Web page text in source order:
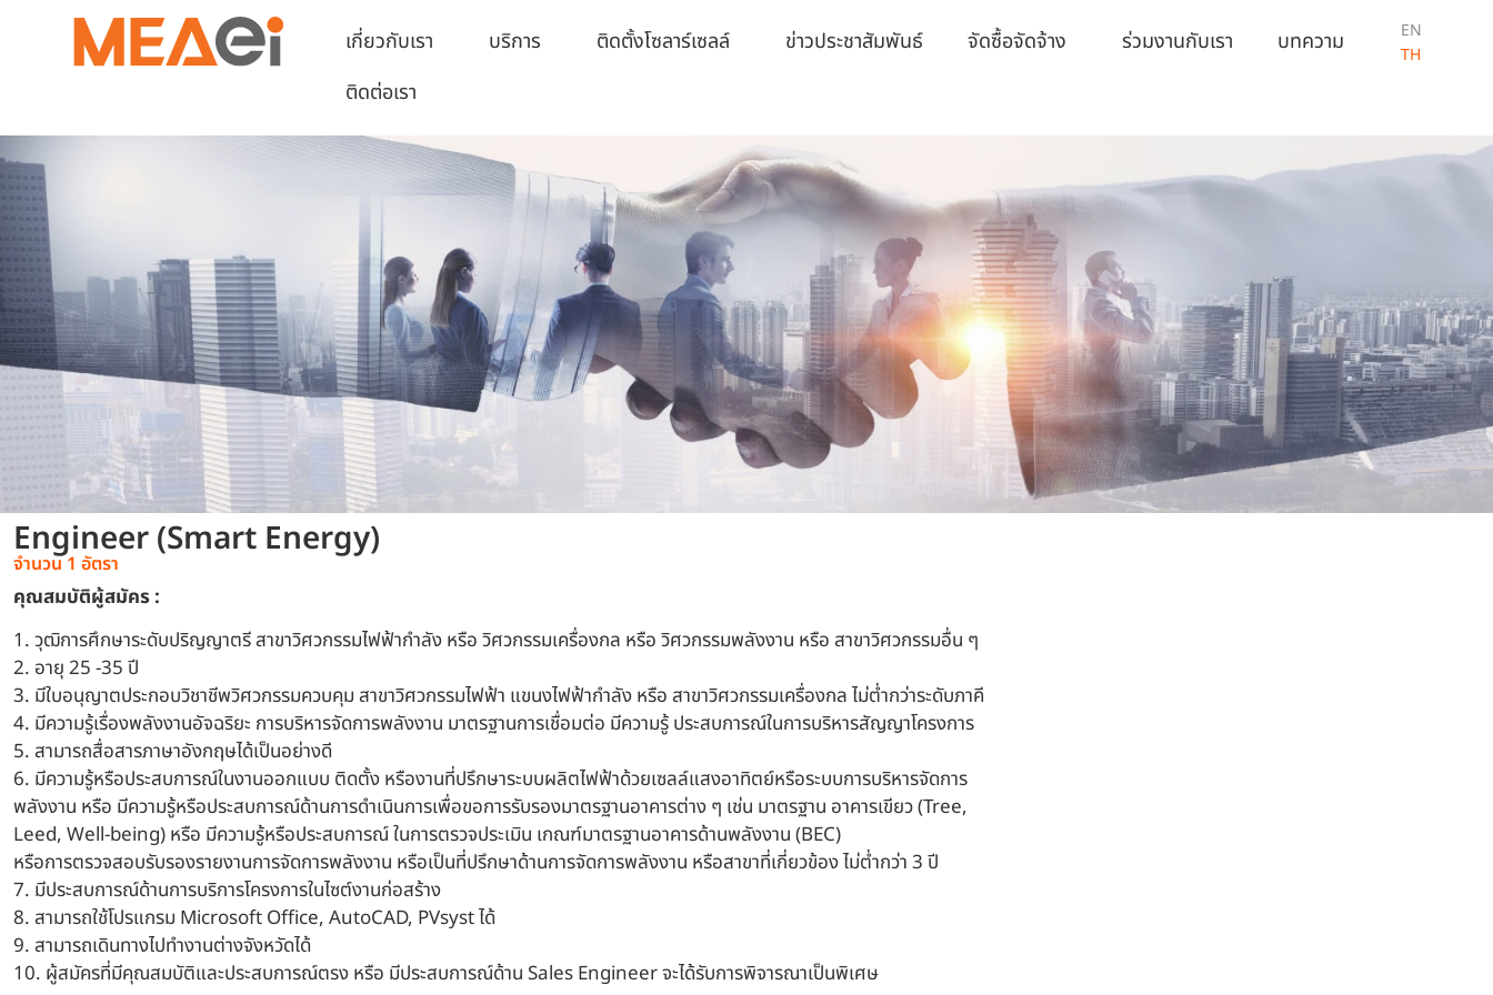
เกี่ยวกับเรา บริการ ติดตั้งโซลาร์เซลล์ ข่าวประชาสัมพันธ์​ จัดซื้อจัดจ้าง ร่วมงานกับเรา
บทความ
ติดต่อเรา
EN
TH
Engineer (Smart Energy)
จำนวน 1 อัตรา
คุณสมบัติผู้สมัคร :
1. วุฒิการศึกษาระดับปริญญาตรี สาขาวิศวกรรมไฟฟ้ากำลัง หรือ วิศวกรรมเครื่องกล หรือ วิศวกรรมพลังงาน หรือ สาขาวิศวกรรมอื่น ๆ
2. อายุ 25 -35 ปี
3. มีใบอนุญาตประกอบวิชาชีพวิศวกรรมควบคุม สาขาวิศวกรรมไฟฟ้า แขนงไฟฟ้ากำลัง หรือ สาขาวิศวกรรมเครื่องกล ไม่ต่ำกว่าระดับภาคี
4. มีความรู้เรื่องพลังงานอัจฉริยะ การบริหารจัดการพลังงาน มาตรฐานการเชื่อมต่อ มีความรู้ ประสบการณ์ในการบริหารสัญญาโครงการ
5. สามารถสื่อสารภาษาอังกฤษได้เป็นอย่างดี
6. มีความรู้หรือประสบการณ์ในงานออกแบบ ติดตั้ง หรืองานที่ปรึกษาระบบผลิตไฟฟ้าด้วยเซลล์แสงอาทิตย์หรือระบบการบริหารจัดการ
พลังงาน หรือ มีความรู้หรือประสบการณ์ด้านการดำเนินการเพื่อขอการรับรองมาตรฐานอาคารต่าง ๆ เช่น มาตรฐาน อาคารเขียว (Tree,
Leed, Well-being) หรือ มีความรู้หรือประสบการณ์ ในการตรวจประเมิน เกณฑ์มาตรฐานอาคารด้านพลังงาน (BEC)
หรือการตรวจสอบรับรองรายงานการจัดการพลังงาน หรือเป็นที่ปรึกษาด้านการจัดการพลังงาน หรือสาขาที่เกี่ยวข้อง ไม่ต่ำกว่า 3 ปี
7. มีประสบการณ์ด้านการบริการโครงการในไซต์งานก่อสร้าง
8. สามารถใช้โปรแกรม Microsoft Office, AutoCAD, PVsyst ได้
9. สามารถเดินทางไปทำงานต่างจังหวัดได้
10. ผู้สมัครที่มีคุณสมบัติและประสบการณ์ตรง หรือ มีประสบการณ์ด้าน Sales Engineer จะได้รับการพิจารณาเป็นพิเศษ